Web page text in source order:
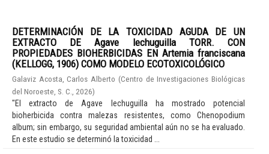
DETERMINACIÓN DE LA TOXICIDAD AGUDA DE UN
EXTRACTO DE Agave lechuguilla TORR. CON
PROPIEDADES BIOHERBICIDAS EN Artemia franciscana
(KELLOGG, 1906) COMO MODELO ECOTOXICOLÓGICO
Galaviz Acosta, Carlos Alberto (Centro de Investigaciones Biológicas
del Noroeste, S. C.
2026)
"El extracto de Agave lechuguilla ha mostrado potencial
bioherbicida contra malezas resistentes, como Chenopodium
album; sin embargo, su seguridad ambiental aún no se ha evaluado.
En este estudio se determinó la toxicidad ...